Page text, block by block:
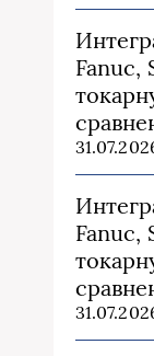
Fanuc,
Fanuc,